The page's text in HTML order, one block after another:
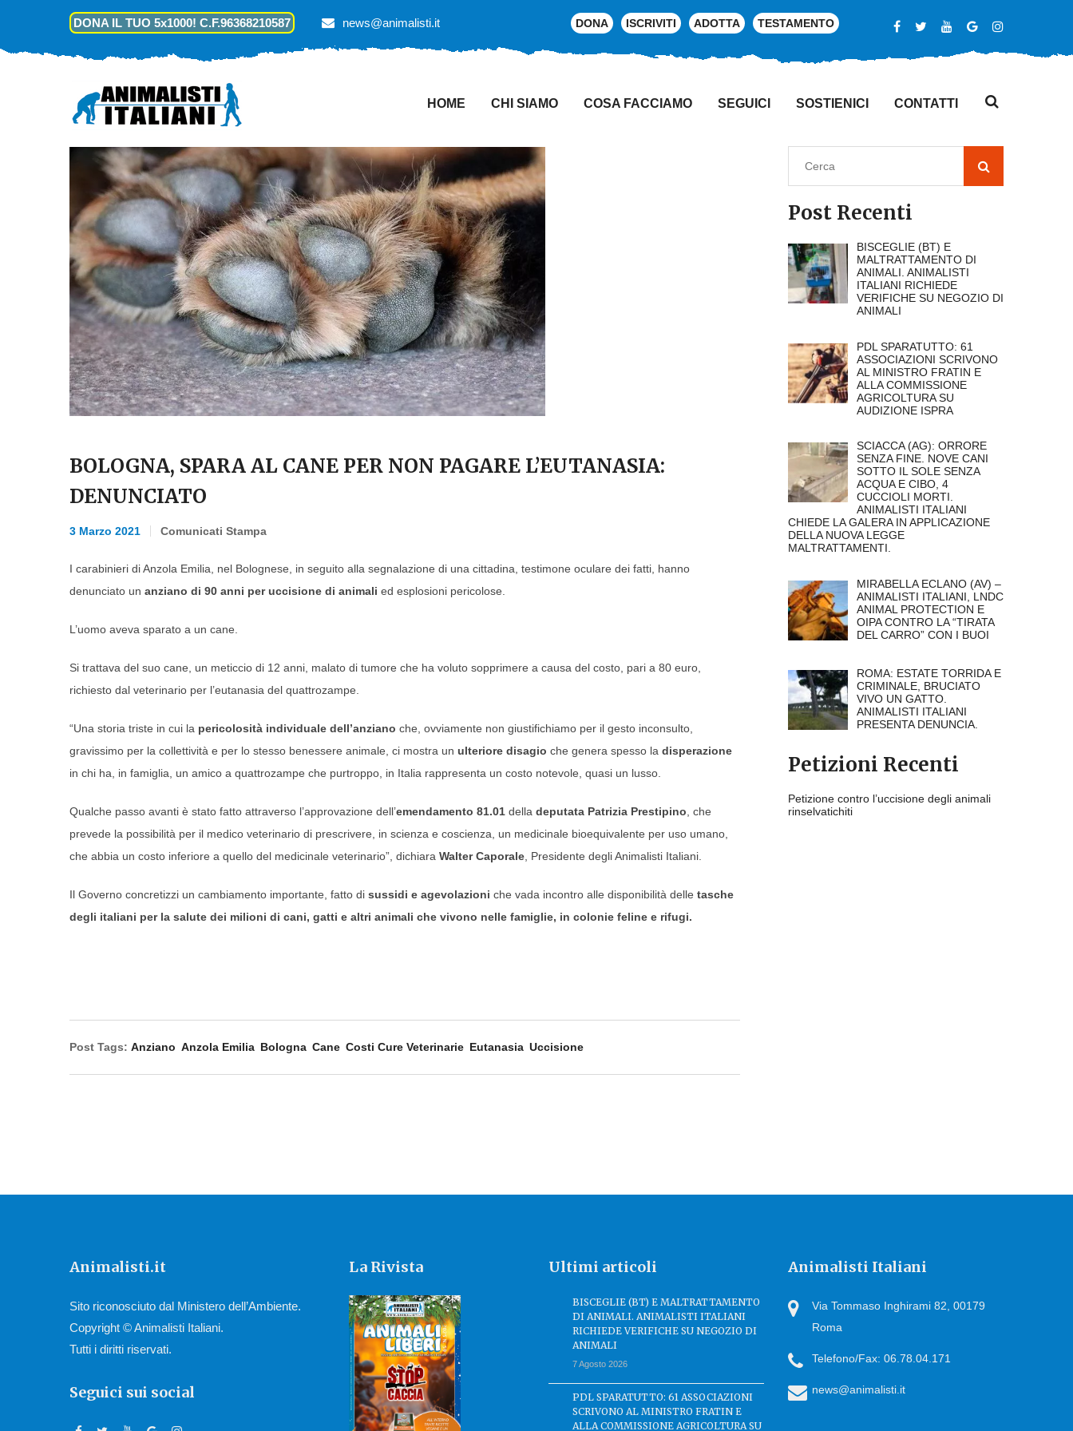
DONA IL TUO 5x1000! C.F.96368210587 news@animalisti.it DONA ISCRIVITI ADOTTA TESTAMENTO
HOME CHI SIAMO COSA FACCIAMO SEGUICI SOSTIENICI CONTATTI
BOLOGNA, SPARA AL CANE PER NON PAGARE L’EUTANASIA:
DENUNCIATO
3 Marzo 2021 Comunicati Stampa
I carabinieri di Anzola Emilia, nel Bolognese, in seguito alla segnalazione di una cittadina, testimone oculare dei fatti, hanno
denunciato un anziano di 90 anni per uccisione di animali ed esplosioni pericolose.
L’uomo aveva sparato a un cane.
Si trattava del suo cane, un meticcio di 12 anni, malato di tumore che ha voluto sopprimere a causa del costo, pari a 80 euro,
richiesto dal veterinario per l’eutanasia del quattrozampe.
“Una storia triste in cui la pericolosità individuale dell’anziano che, ovviamente non giustifichiamo per il gesto inconsulto,
gravissimo per la collettività e per lo stesso benessere animale, ci mostra un ulteriore disagio che genera spesso la disperazione
in chi ha, in famiglia, un amico a quattrozampe che purtroppo, in Italia rappresenta un costo notevole, quasi un lusso.
Qualche passo avanti è stato fatto attraverso l’approvazione dell’emendamento 81.01 della deputata Patrizia Prestipino , che
prevede la possibilità per il medico veterinario di prescrivere, in scienza e coscienza, un medicinale bioequivalente per uso umano,
che abbia un costo inferiore a quello del medicinale veterinario”, dichiara Walter Caporale , Presidente degli Animalisti Italiani.
Il Governo concretizzi un cambiamento importante, fatto di sussidi e agevolazioni che vada incontro alle disponibilità delle tasche
degli italiani per la salute dei milioni di cani, gatti e altri animali che vivono nelle famiglie, in colonie feline e rifugi.
Post Tags: Anziano Anzola Emilia Bologna Cane Costi Cure Veterinarie Eutanasia Uccisione
Post Recenti
BISCEGLIE (BT) E
MALTRATTAMENTO DI
ANIMALI. ANIMALISTI
ITALIANI RICHIEDE
VERIFICHE SU NEGOZIO DI
ANIMALI
PDL SPARATUTTO: 61
ASSOCIAZIONI SCRIVONO
AL MINISTRO FRATIN E
ALLA COMMISSIONE
AGRICOLTURA SU
AUDIZIONE ISPRA
SCIACCA (AG): ORRORE
SENZA FINE. NOVE CANI
SOTTO IL SOLE SENZA
ACQUA E CIBO, 4
CUCCIOLI MORTI.
ANIMALISTI ITALIANI
CHIEDE LA GALERA IN APPLICAZIONE
DELLA NUOVA LEGGE
MALTRATTAMENTI.
MIRABELLA ECLANO (AV) –
ANIMALISTI ITALIANI, LNDC
ANIMAL PROTECTION E
OIPA CONTRO LA “TIRATA
DEL CARRO” CON I BUOI
ROMA: ESTATE TORRIDA E
CRIMINALE, BRUCIATO
VIVO UN GATTO.
ANIMALISTI ITALIANI
PRESENTA DENUNCIA.
Petizioni Recenti
Petizione contro l’uccisione degli animali
rinselvatichiti
Animalisti.it
Sito riconosciuto dal Ministero dell’Ambiente.
Copyright © Animalisti Italiani.
Tutti i diritti riservati.
Seguici sui social
La Rivista Ultimi articoli
BISCEGLIE (BT) E MALTRATTAMENTO
DI ANIMALI. ANIMALISTI ITALIANI
RICHIEDE VERIFICHE SU NEGOZIO DI
ANIMALI
7 Agosto 2026
PDL SPARATUTTO: 61 ASSOCIAZIONI
SCRIVONO AL MINISTRO FRATIN E
ALLA COMMISSIONE AGRICOLTURA SU
Animalisti Italiani
Via Tommaso Inghirami 82, 00179
Roma
Telefono/Fax: 06.78.04.171
news@animalisti.it